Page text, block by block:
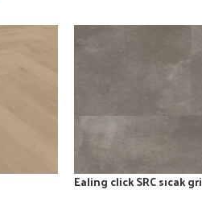
Ealing click SRC sıcak gri